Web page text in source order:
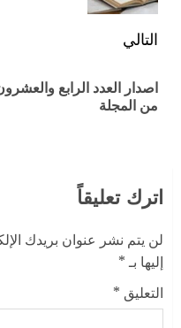
التالي
اصدار العدد الرابع
من المجلة
اترك تعليقاً
لن يتم نشر عنوان بريدك
إليها بـ*
التعليق *